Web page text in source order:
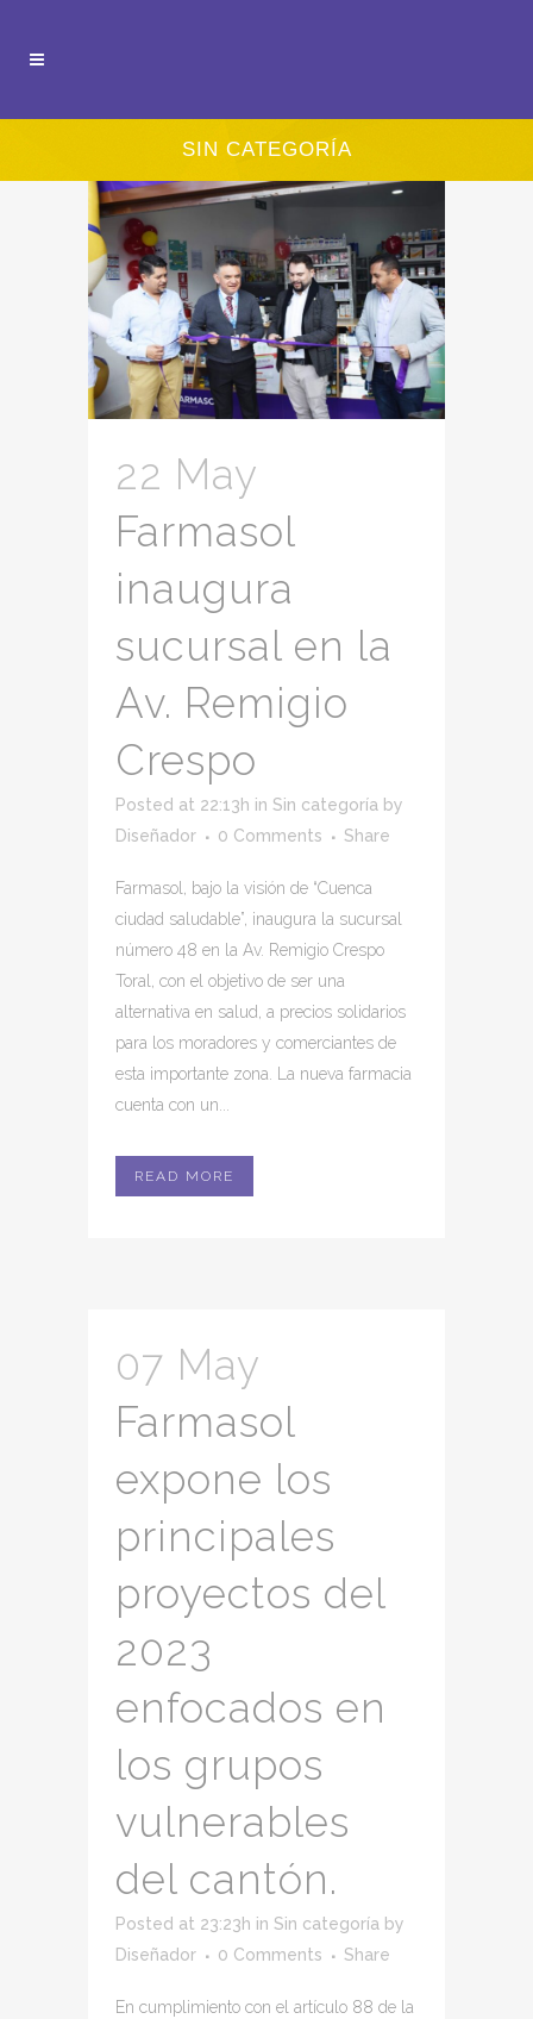
SIN CATEGORÍA
22 May
Farmasol
inaugura
sucursal en la
Av. Remigio
Crespo
Posted at 22:13h in Sin categoría by
Diseñador
0 Comments Share
Farmasol, bajo la visión de “Cuenca
ciudad saludable”, inaugura la sucursal
número 48 en la Av. Remigio Crespo
Toral, con el objetivo de ser una
alternativa en salud, a precios solidarios
para los moradores y comerciantes de
esta importante zona. La nueva farmacia
cuenta con un...
READ MORE
07 May
Farmasol
expone los
principales
proyectos del
2023
enfocados en
los grupos
vulnerables
del cantón.
Posted at 23:23h in Sin categoría by
Diseñador
0 Comments Share
En cumplimiento con el artículo 88 de la